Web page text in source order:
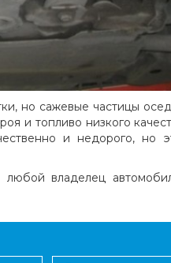
но сажевые частицы
и топливо низкого
и недорого, но
владелец